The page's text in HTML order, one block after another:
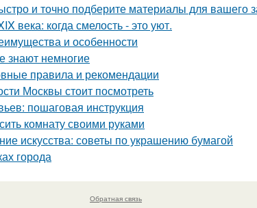
и точно подберите материалы для вашего
века: когда смелость - это уют.
и особенности
знают немногие
правила и рекомендации
Москвы стоит посмотреть
пошаговая инструкция
комнату своими руками
искусства: советы по украшению бумагой
города
Обратная связь